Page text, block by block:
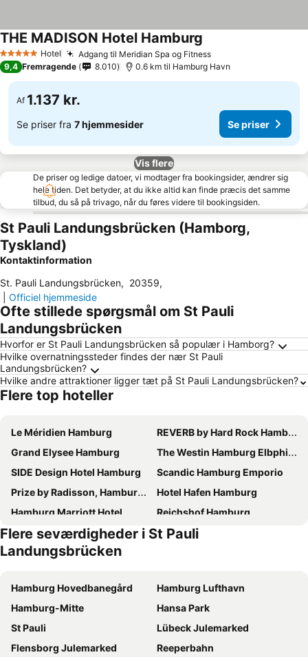
5 Stjerner Hotel Adgang til Meridian Spa og Fitness
THE MADISON Hotel Hamburg
9,4 Fremragende 8.010 0.6 km til Hamburg Havn
Af 1.137 kr.
Se priser fra 7 hjemmesider Se priser
Vis flere
De priser og ledige datoer, vi modtager fra bookingsider, ændrer sig
hele tiden. Det betyder, at du ikke altid kan finde præcis det samme
tilbud, du så på trivago, når du føres videre til bookingsiden.
St Pauli Landungsbrücken (Hamborg,
Tyskland)
Kontaktinformation
St. Pauli Landungsbrücken, 20359,
Officiel hjemmeside
Ofte stillede spørgsmål om St Pauli
Landungsbrücken
Hvorfor er St Pauli Landungsbrücken så populær i Hamborg?
Hvilke overnatningssteder findes der nær St Pauli
Landungsbrücken?
Hvilke andre attraktioner ligger tæt på St Pauli Landungsbrücken?
Flere top hoteller
Le Méridien Hamburg
REVERB by Hard Rock Hamburg
Grand Elysee Hamburg
The Westin Hamburg Elbphilharmonie
SIDE Design Hotel Hamburg
Scandic Hamburg Emporio
Prize by Radisson, Hamburg-City
Hotel Hafen Hamburg
Hamburg Marriott Hotel
Reichshof Hamburg
Premier Inn Hamburg City Zentrum
Innside by Meliá Hamburg Hafen
Crowne Plaza Hamburg - City Alster By Ihg
Holiday Inn Hamburg - Hafencity By Ihg
HYPERION Hotel Hamburg
Barceló Hamburg
Courtyard by Marriott Hamburg City
Radisson Blu Hotel, Hamburg
Hampton by Hilton Hamburg City Centre
Premier Inn Hamburg City Alster
The Cloud One Hamburg-Kontorhaus
Flere seværdigheder i St Pauli
Landungsbrücken
Hamburg Hovedbanegård
Hamburg Lufthavn
Hamburg-Mitte
Hansa Park
St Pauli
Lübeck Julemarked
Flensborg Julemarked
Reeperbahn